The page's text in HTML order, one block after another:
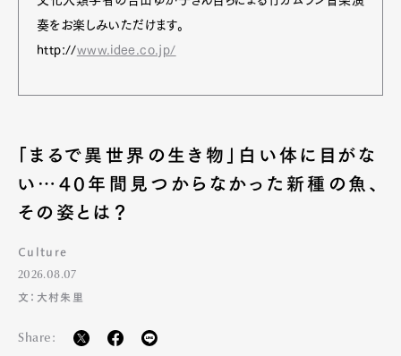
奏をお楽しみいただけます。
http://www.idee.co.jp/
「まるで異世界の生き物」白い体に目がな
い…40年間見つからなかった新種の魚、
その姿とは？
Culture
2026.08.07
文：大村朱里
Share: